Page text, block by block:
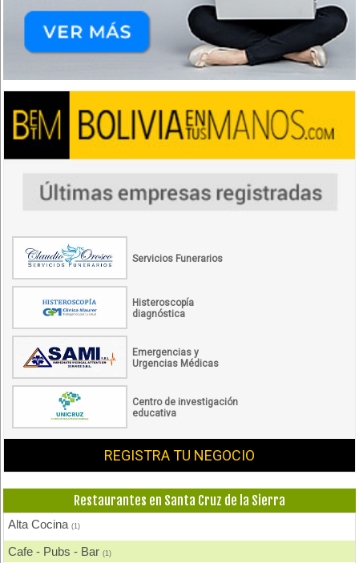
Servicios Funerarios
Histeroscopía
diagnóstica
Emergencias y
Urgencias Médicas
Centro de investigación
educativa
REGISTRA TU NEGOCIO
Restaurantes en Santa Cruz de la Sierra
Alta Cocina(1)
Cafe - Pubs - Bar(1)